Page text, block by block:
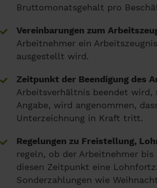
Bruttomonatsgehalt pro
Vereinbarungen zum
Arbeitnehmer ein
ausgestellt wird.
Zeitpunkt der Beendigung des
Arbeitsverhältnis beendet
Angabe, wird angenommen,
Unterzeichnung in Kraft tritt.
Regelungen zu Freistellung,
regeln, ob der Arbeitnehmer
diesen Zeitpunkt eine
Sonderzahlungen wie